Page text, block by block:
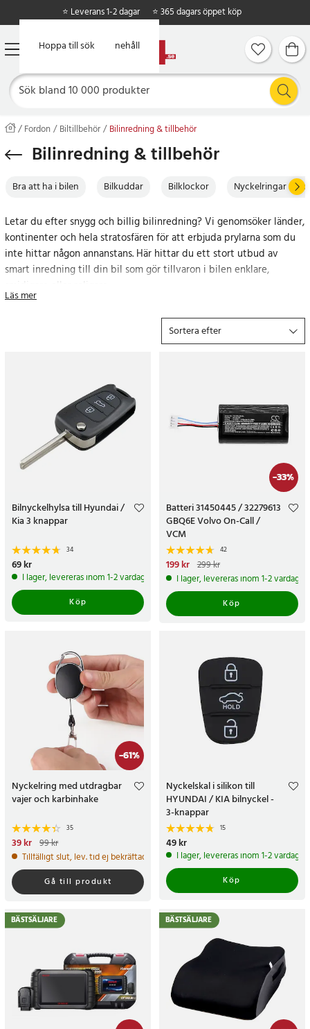
Hoppa till huvudinnehåll
Hoppa till sök
⭐ Leverans 1-2 dagar ⭐ 365 dagars öppet köp
Fordon Biltillbehör Bilinredning & tillbehör
Bilinredning & tillbehör
Bra att ha i bilen Bilkuddar Bilklockor Nyckelringar &
Letar du efter snygg och billig bilinredning? Vi genomsöker länder,
kontinenter och hela stratosfären för att erbjuda prylarna som du
inte hittar någon annanstans. Här hittar du ett stort utbud av
smart inredning till din bil som gör tillvaron i bilen enklare,
På 24.se får du alltid prisgaranti, 365 dagars öppet köp och
leverans inom 2-3 dagar eller 24 h med expressfrakt. Köp
Läs mer
Sortera efter
Bilnyckelhylsa till Hyundai /
Kia 3 knappar
34
Pris:
69 kr
I lager, levereras inom 1-2 vardagar
Köp
-33%
Batteri 31450445 / 32279613
GBQ6E Volvo On-Call /
VCM
42
Nuvarande pris
pris:299 kr
199 kr 299 kr
I lager, levereras inom 1-2 vardagar
Köp
-61%
Nyckelring med utdragbar
vajer och karbinhake
35
Nuvarande pris
pris:99 kr
39 kr 99 kr
Tillfälligt slut, lev. tid ej bekräftad.
Gå till produkt
Nyckelskal i silikon till
HYUNDAI / KIA bilnyckel -
3-knappar
15
Pris:49 kr
49 kr
I lager, levereras inom 1-2 vardagar
Köp
BÄSTSÄLJARE BÄSTSÄLJARE